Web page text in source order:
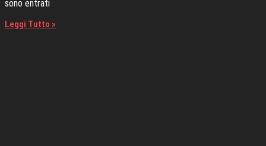
sono entrati
Leggi Tutto »